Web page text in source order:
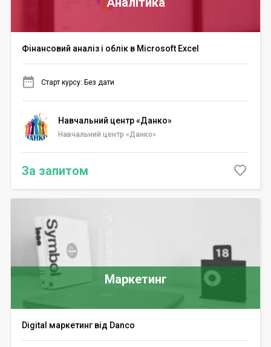
Фінансовий аналіз і облік в Microsoft Excel
Старт курсу: Без дати
Навчальний центр «Данко»
Навчальний центр «Данко»
За запитом
Маркетинг
Digital маркетинг від Danco